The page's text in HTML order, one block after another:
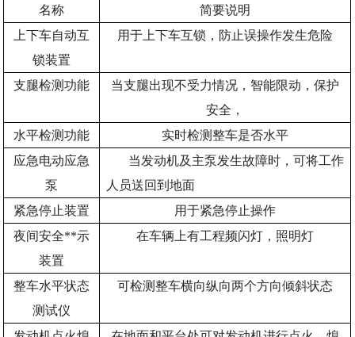
名称
简要说明
上下车自动互
锁装置
用于上下车互锁，防止误操作发生危险
支腿检测功能
当支腿出现不受力情况，智能限动，保护
安全，
水平检测功能
实时检测整车是否水平
应急电动应急
泵
当发动机及主泵发生故障时，可将工作
人员送回到地面
紧急停止装置
用于紧急停止操作
夜间安全**示
装置
在车辆上有工程频闪灯，照明灯
整车水平状态
测试仪
可检测整车横向纵向两个方向倾斜状态